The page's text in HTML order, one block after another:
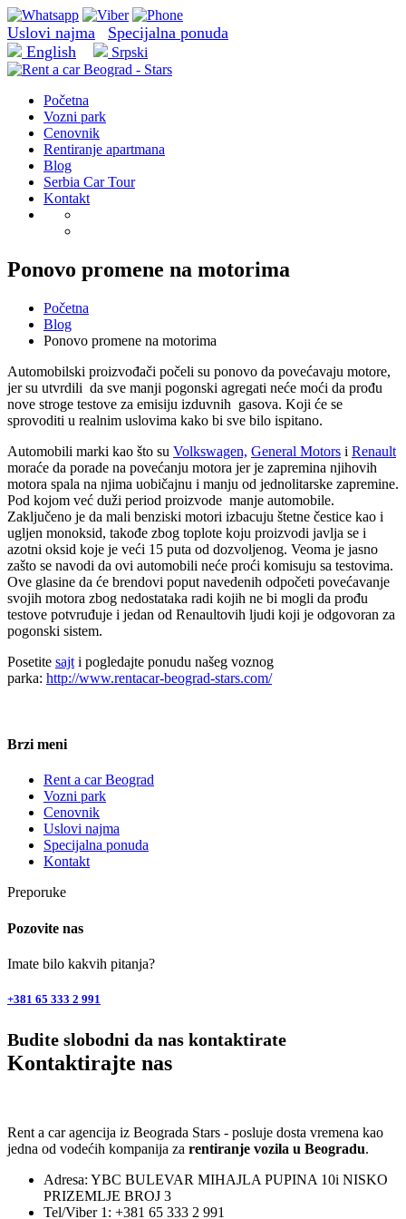
Uslovi najma
Specijalna ponuda
English
Srpski
Početna
Vozni park
Cenovnik
Rentiranje apartmana
Blog
Serbia Car Tour
Kontakt
Ponovo promene na motorima
Početna
Blog
Ponovo promene na motorima
Automobilski proizvođači počeli su ponovo da povećavaju motore,
jer su utvrdili da sve manji pogonski agregati neće moći da prođu
nove stroge testove za emisiju izduvnih gasova. Koji će se
sprovoditi u realnim uslovima kako bi sve bilo ispitano.
Automobili marki kao što su Volkswagen, General Motors i Renault
moraće da porade na povećanju motora jer je zapremina njihovih
motora spala na njima uobičajnu i manju od jednolitarske zapremine.
Pod kojom već duži period proizvode manje automobile.
Zaključeno je da mali benziski motori izbacuju štetne čestice kao i
ugljen monoksid, takođe zbog toplote koju proizvodi javlja se i
azotni oksid koje je veći 15 puta od dozvoljenog. Veoma je jasno
zašto se navodi da ovi automobili neće proći komisuju sa testovima.
Ove glasine da će brendovi poput navedenih odpočeti povećavanje
svojih motora zbog nedostataka radi kojih ne bi mogli da prođu
testove potvruđuje i jedan od Renaultovih ljudi koji je odgovoran za
pogonski sistem.
Posetite sajt i pogledajte ponudu našeg voznog
parka: http://www.rentacar-beograd-stars.com/
Brzi meni
Rent a car Beograd
Vozni park
Cenovnik
Uslovi najma
Specijalna ponuda
Kontakt
Preporuke
Pozovite nas
Imate bilo kakvih pitanja?
+381 65 333 2 991
Budite slobodni da nas kontaktirate
Kontaktirajte nas
Rent a car agencija iz Beograda Stars - posluje dosta vremena kao
jedna od vodećih kompanija za rentiranje vozila u Beogradu.
Adresa: YBC BULEVAR MIHAJLA PUPINA 10i NISKO
PRIZEMLJE BROJ 3
Tel/Viber 1: +381 65 333 2 991